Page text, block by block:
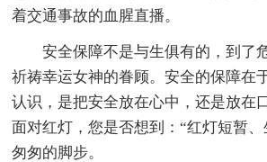
着交通事故的血腥直播。
安全保障不是与生俱有的，到了
祈祷幸运女神的眷顾。安全的保障在
认识，是把安全放在心中，还是放在
面对红灯，您是否想到：“红灯短暂
匆匆的脚步。